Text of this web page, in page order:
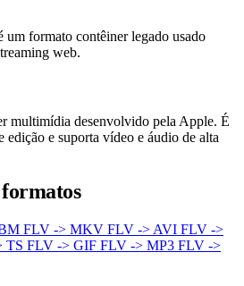
formato contêiner legado usado
web.
multimídia desenvolvido pela Apple. É
edição e suporta vídeo e áudio de alta
FLV -> MKV FLV -> AVI FLV ->
TS FLV -> GIF FLV -> MP3 FLV ->